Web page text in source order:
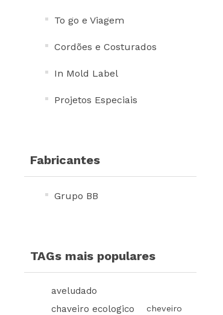
To go e Viagem
Cordões e Costurados
In Mold Label
Projetos Especiais
Fabricantes
Grupo BB
TAGs mais populares
aveludado
chaveiro ecologico
cheveiro